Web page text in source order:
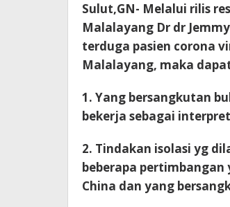
Sulut,GN- Melalui rilis
Malalayang Dr dr
terduga pasien corona
Malalayang, maka
1. Yang bersangkutan
bekerja sebagai
2. Tindakan isolasi yg
beberapa
China dan yang